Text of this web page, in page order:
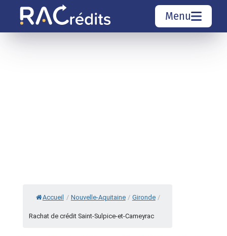
Menu
Accueil / Nouvelle-Aquitaine / Gironde /
Rachat de crédit Saint-Sulpice-et-Cameyrac